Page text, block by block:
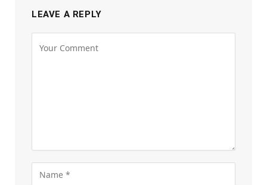
LEAVE A REPLY